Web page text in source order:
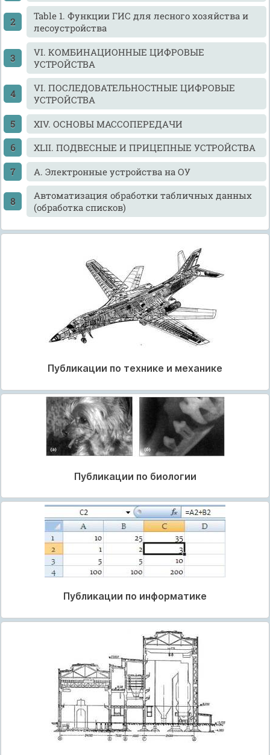
Table 1. Функции ГИС для лесного хозяйства и
лесоустройства
VI. КОМБИНАЦИОННЫЕ ЦИФРОВЫЕ
УСТРОЙСТВА
VI. ПОСЛЕДОВАТЕЛЬНОСТНЫЕ ЦИФРОВЫЕ
УСТРОЙСТВА
XIV. ОСНОВЫ МАССОПЕРЕДАЧИ
XLII. ПОДВЕСНЫЕ И ПРИЦЕПНЫЕ УСТРОЙСТВА
А. Электронные устройства на ОУ
Автоматизация обработки табличных данных
(обработка списков)
Публикации по технике и механике
Публикации по биологии
Публикации по информатике